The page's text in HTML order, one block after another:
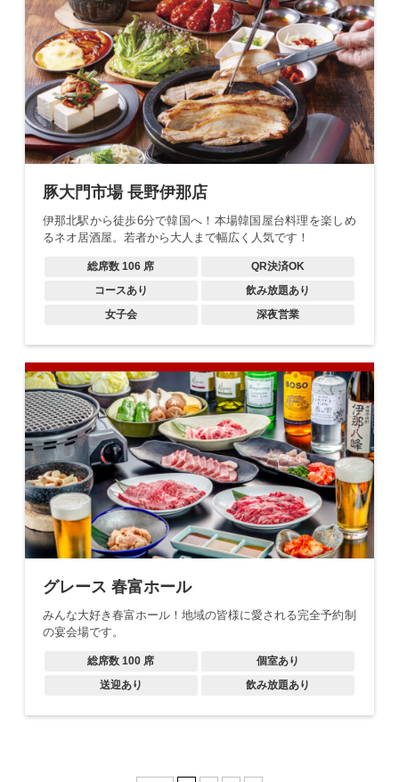
豚大門市場 長野伊那店
伊那北駅から徒歩6分で韓国へ！本場韓国屋台料理を楽しめ
るネオ居酒屋。若者から大人まで幅広く人気です！
総席数 106 席
QR決済OK
コースあり
飲み放題あり
女子会
深夜営業
グレース 春富ホール
みんな大好き春富ホール！地域の皆様に愛される完全予約制
の宴会場です。
総席数 100 席
個室あり
送迎あり
飲み放題あり